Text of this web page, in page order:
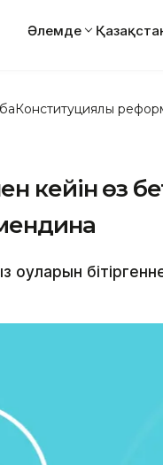
Әлемде
Конституциялық
кейін өз